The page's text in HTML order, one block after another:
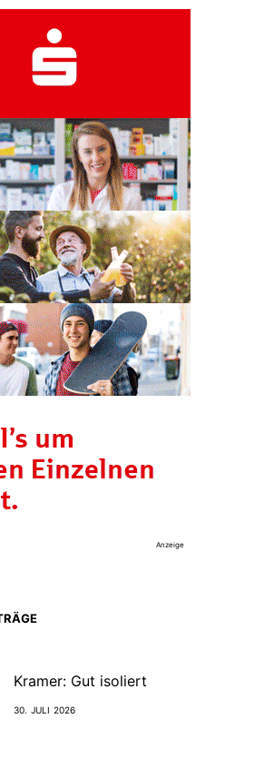
Anzeige
Kramer: Gut isoliert
30. JULI 2026